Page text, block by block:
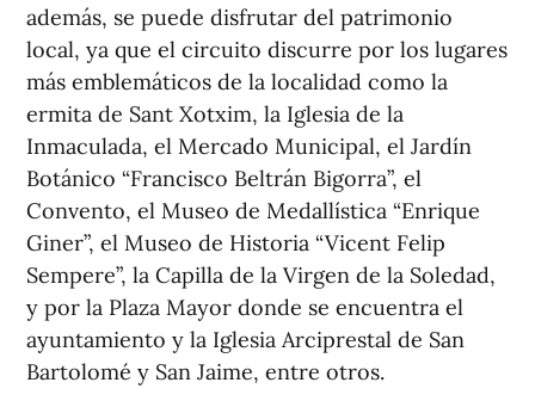
además, se puede disfrutar del patrimonio
local, ya que el circuito discurre por los lugares
más emblemáticos de la localidad como la
ermita de Sant Xotxim, la Iglesia de la
Inmaculada, el Mercado Municipal, el Jardín
Botánico “Francisco Beltrán Bigorra”, el
Convento, el Museo de Medallística “Enrique
Giner”, el Museo de Historia “Vicent Felip
Sempere”, la Capilla de la Virgen de la Soledad,
y por la Plaza Mayor donde se encuentra el
ayuntamiento y la Iglesia Arciprestal de San
Bartolomé y San Jaime, entre otros.